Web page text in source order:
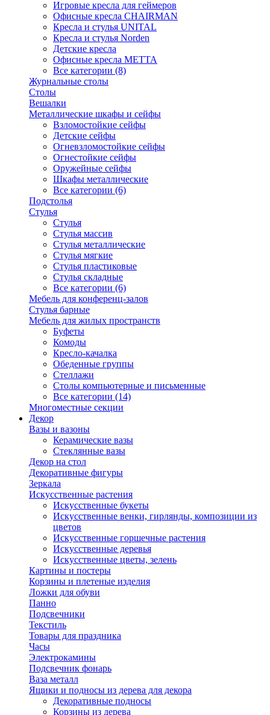
Игровые кресла для геймеров
Офисные кресла CHAIRMAN
Кресла и стулья UNITAL
Кресла и стулья Norden
Детские кресла
Офисные кресла МЕТТА
Все категории (8)
Журнальные столы
Столы
Вешалки
Металлические шкафы и сейфы
Взломостойкие сейфы
Детские сейфы
Огневзломостойкие сейфы
Огнестойкие сейфы
Оружейные сейфы
Шкафы металлические
Все категории (6)
Подстолья
Стулья
Стулья
Стулья массив
Стулья металлические
Стулья мягкие
Стулья пластиковые
Стулья складные
Все категории (6)
Мебель для конференц-залов
Стулья барные
Мебель для жилых пространств
Буфеты
Комоды
Кресло-качалка
Обеденные группы
Стеллажи
Столы компьютерные и письменные
Все категории (14)
Многоместные секции
Декор
Вазы и вазоны
Керамические вазы
Стеклянные вазы
Декор на стол
Декоративные фигуры
Зеркала
Искусственные растения
Искусственные букеты
Искусственные венки, гирлянды, композиции из
цветов
Искусственные горшечные растения
Искусственные деревья
Искусственные цветы, зелень
Картины и постеры
Корзины и плетеные изделия
Ложки для обуви
Панно
Подсвечники
Текстиль
Товары для праздника
Часы
Электрокамины
Подсвечник фонарь
Ваза металл
Ящики и подносы из дерева для декора
Декоративные подносы
Корзины из дерева